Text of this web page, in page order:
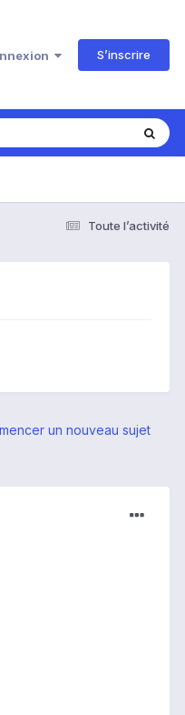
S’inscrire
Toute l’activité
un nouveau sujet